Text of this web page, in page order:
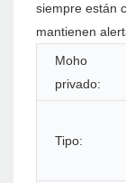
siempre están
mantienen
Moho
privado:
Tipo: